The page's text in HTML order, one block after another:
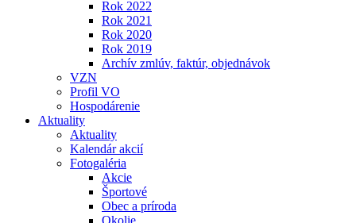
Rok 2022
Rok 2021
Rok 2020
Rok 2019
Archív zmlúv, faktúr, objednávok
VZN
Profil VO
Hospodárenie
Aktuality
Aktuality
Kalendár akcií
Fotogaléria
Akcie
Športové
Obec a príroda
Okolie